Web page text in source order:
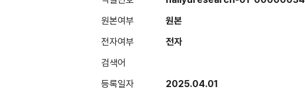
원본여부
원본
전자여부
전자
검색어
등록일자
2025.04.01